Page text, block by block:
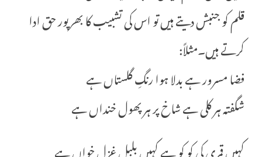
قلم کو جنبش دیتے ہیں تو اس کی تشبیب کا بھرپور حق ادا
کرتے ہیں۔مثلاً:
فضا مسرور ہے بدلا ہوا رنگِ گلستاں ہے
شگفتہ ہر کلی ہے شاخ پر ہر پھول خنداں ہے
کہیں قمری کی کو کو ہے کہیں بلبل غزل خواں ہے